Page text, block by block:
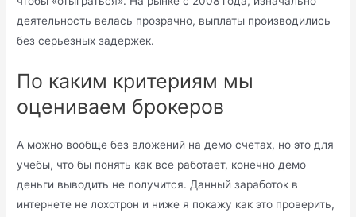
деятельность велась прозрачно, выплаты производились
без серьезных задержек.
По каким критериям мы
оцениваем брокеров
А можно вообще без вложений на демо счетах, но это для
учебы, что бы понять как все работает, конечно демо
деньги выводить не получится. Данный заработок в
интернете не лохотрон и ниже я покажу как это проверить,